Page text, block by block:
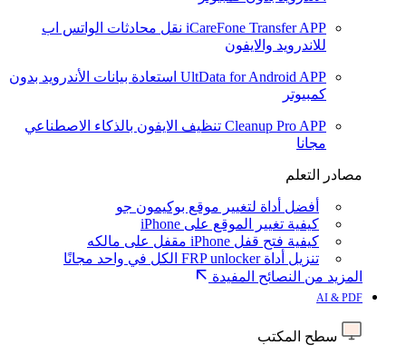
iCareFone Transfer APP نقل محادثات الواتس اب
للاندرويد والايفون
UltData for Android APP استعادة بيانات الأندرويد بدون
كمبيوتر
Cleanup Pro APP تنظيف الايفون بالذكاء الاصطناعي
مجانا
مصادر التعلم
أفضل أداة لتغيير موقع بوكيمون جو
كيفية تغيير الموقع على iPhone
كيفية فتح قفل iPhone مقفل على مالكه
تنزيل أداة FRP unlocker الكل في واحد مجانًا
المزيد من النصائح المفيدة
AI & PDF
سطح المكتب